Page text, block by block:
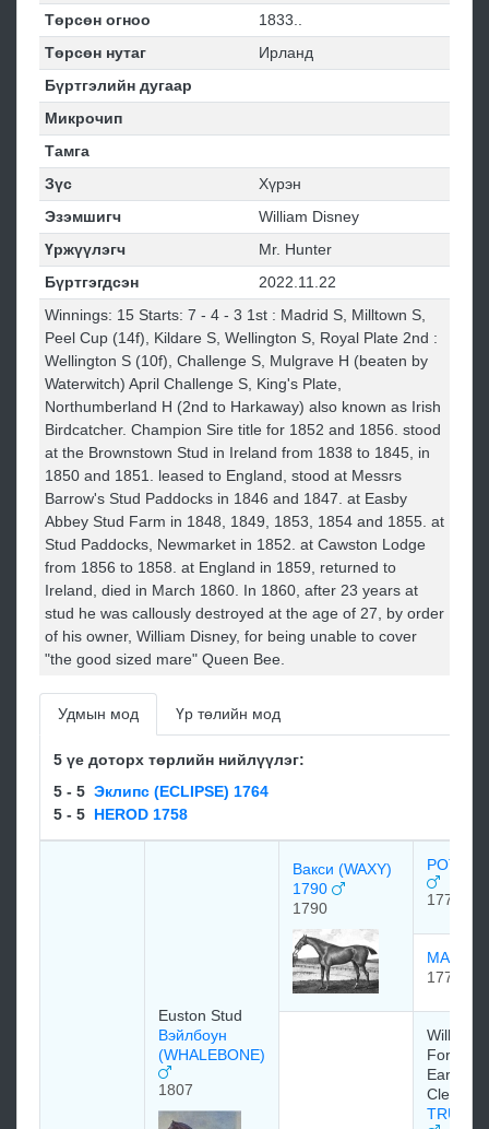
Төрсөн огноо
1833..
Төрсөн нутаг
Ирланд
Бүртгэлийн дугаар
Микрочип
Тамга
Зүс
Хүрэн
Эзэмшигч
William Disney
Үржүүлэгч
Mr. Hunter
Бүртгэгдсэн
2022.11.22
Winnings: 15 Starts: 7 - 4 - 3 1st : Madrid S, Milltown S,
Peel Cup (14f), Kildare S, Wellington S, Royal Plate 2nd :
Wellington S (10f), Challenge S, Mulgrave H (beaten by
Waterwitch) April Challenge S, King's Plate,
Northumberland H (2nd to Harkaway) also known as Irish
Birdcatcher. Champion Sire title for 1852 and 1856. stood
at the Brownstown Stud in Ireland from 1838 to 1845, in
1850 and 1851. leased to England, stood at Messrs
Barrow's Stud Paddocks in 1846 and 1847. at Easby
Abbey Stud Farm in 1848, 1849, 1853, 1854 and 1855. at
Stud Paddocks, Newmarket in 1852. at Cawston Lodge
from 1856 to 1858. at England in 1859, returned to
Ireland, died in March 1860. In 1860, after 23 years at
stud he was callously destroyed at the age of 27, by order
of his owner, William Disney, for being unable to cover
"the good sized mare" Queen Bee.
Удмын мод Үр төлийн мод
5 үе доторх төрлийн нийлүүлэг:
5 - 5 Эклипс (ECLIPSE) 1764
5 - 5 HEROD 1758
Euston Stud
Вэйлбоун
(WHALEBONE)
1807
Вакси (WAXY)
1790
1790
1773
MARIA
1777
William
Earl of
Clermont